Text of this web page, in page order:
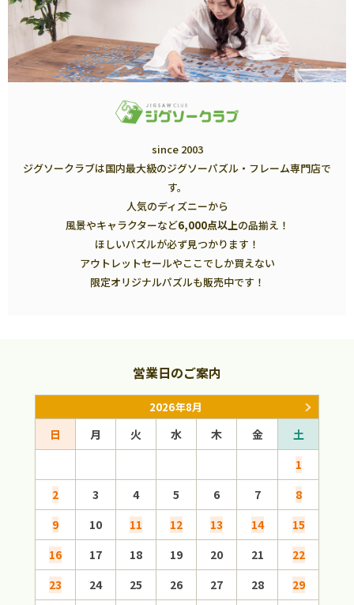
since 2003
ジグソークラブは国内最大級のジグソーパズル・フレーム専門店で
す。
人気のディズニーから
風景やキャラクターなど6,000点以上の品揃え！
ほしいパズルが必ず見つかります！
アウトレットセールやここでしか買えない
限定オリジナルパズルも販売中です！
営業日のご案内
2026年8月
日 月 火 水 木 金
土
1
2
3 4 5 6 7
8
9
10 11 12 13 14
15
16
17 18 19 20 21
22
23
24 25 26 27 28
29